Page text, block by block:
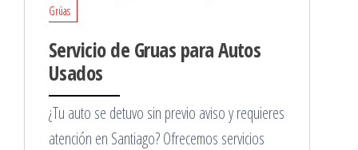
Grúas
Servicio de Gruas para Autos
Usados
¿Tu auto se detuvo sin previo aviso y requieres
atención en Santiago? Ofrecemos servicios